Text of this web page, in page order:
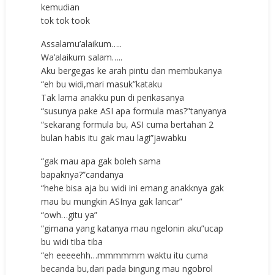
kemudian
tok tok took
Assalamu’alaikum…..
Wa’alaikum salam…..
Aku bergegas ke arah pintu dan membukanya
“eh bu widi,mari masuk”kataku
Tak lama anakku pun di perikasanya
“susunya pake ASI apa formula mas?”tanyanya
“sekarang formula bu, ASI cuma bertahan 2
bulan habis itu gak mau lagi”jawabku
“gak mau apa gak boleh sama
bapaknya?”candanya
“hehe bisa aja bu widi ini emang anakknya gak
mau bu mungkin ASInya gak lancar”
“owh…gitu ya”
“gimana yang katanya mau ngelonin aku”ucap
bu widi tiba tiba
“eh eeeeehh…mmmmmm waktu itu cuma
becanda bu,dari pada bingung mau ngobrol